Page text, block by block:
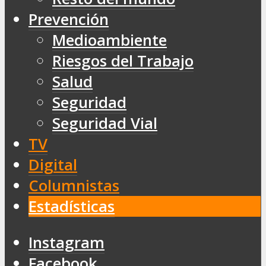
Prevención
Medioambiente
Riesgos del Trabajo
Salud
Seguridad
Seguridad Vial
TV
Digital
Columnistas
Estadísticas
Instagram